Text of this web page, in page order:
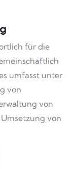
für die
umfasst unter
von
von
von